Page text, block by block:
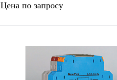
Цена по запросу
Запросить цену
Купить в 1 клик